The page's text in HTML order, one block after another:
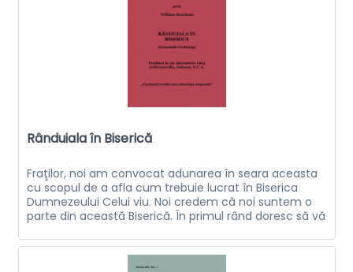
Rânduiala în Biserică
Fraţilor, noi am convocat adunarea în seara aceasta
cu scopul de a afla cum trebuie lucrat în Biserica
Dumnezeului Celui viu. Noi credem că noi suntem o
parte din această Biserică. În primul rând doresc să vă